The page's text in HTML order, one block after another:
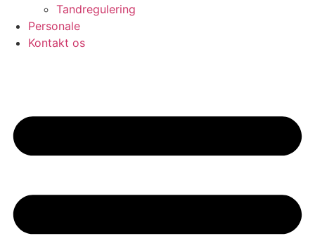
Tandregulering
Personale
Kontakt os